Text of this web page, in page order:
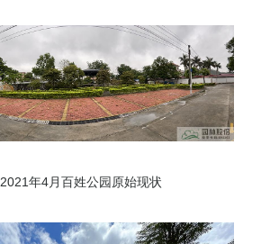
2021年4月百姓公园原始现状